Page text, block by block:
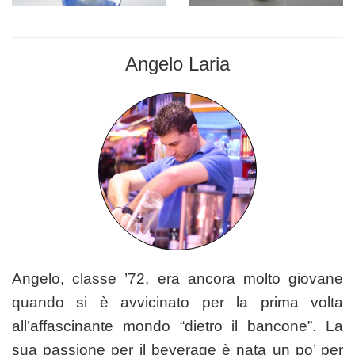
Angelo Laria
BARMAN
Angelo, classe ’72, era ancora molto giovane
quando si è avvicinato per la prima volta
all’affascinante mondo “dietro il bancone”. La
sua passione per il beverage è nata un po’ per